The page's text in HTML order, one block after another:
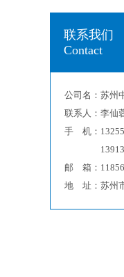
联系我们
Contact
公司名：苏州
联系人：李仙
手 机：
邮 箱：
地 址：苏州